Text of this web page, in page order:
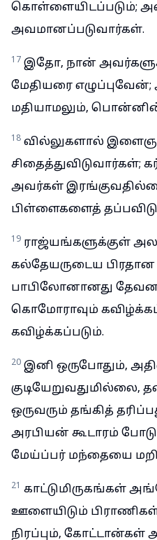
கொள்ளையிடப்படும்;
அவமானப்படுவார்கள்.
17 இதோ, நான்
மேதியரை
மதியாமலும்,
18 வில்லுகளால்
சிதைத்துவிடுவார்கள்;
அவர்கள்
பிள்ளைகளைத்
19 ராஜ்யங்களுக்குள்
கல்தேயருடைய பிரதான
பாபிலோனானது
கொமோராவும்
கவிழ்க்கப்படும்.
20 இனி ஒருபோதும்,
ஒருவரும் தங்கித்
அரபியன் கூடாரம்
மேய்ப்பர் மந்தையை
21 காட்டுமிருகங்கள்
ஊளையிடும்
நிரப்பும், கோட்டான்கள்